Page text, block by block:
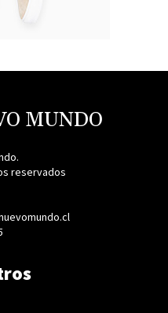
MUNDO
reservados